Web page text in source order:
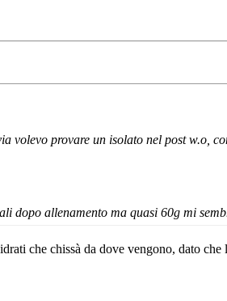
volevo provare un isolato nel post w.o,
dopo allenamento ma quasi 60g mi
che chissà da dove vengono, dato che